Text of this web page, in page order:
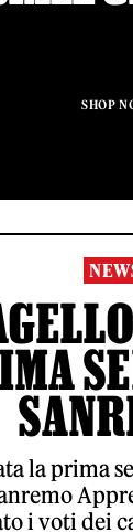
SHOP
la prima
i voti dei